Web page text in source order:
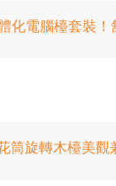
化電腦檯套裝！
筒旋轉木檯美觀